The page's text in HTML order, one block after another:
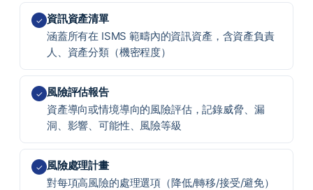
✓ 資訊資產清單
涵蓋所有在 ISMS 範疇內的資訊資產，含資產負責
人、資產分類（機密程度）
✓ 風險評估報告
資產導向或情境導向的風險評估，記錄威脅、漏
洞、影響、可能性、風險等級
✓ 風險處理計畫
對每項高風險的處理選項（降低/轉移/接受/避免）